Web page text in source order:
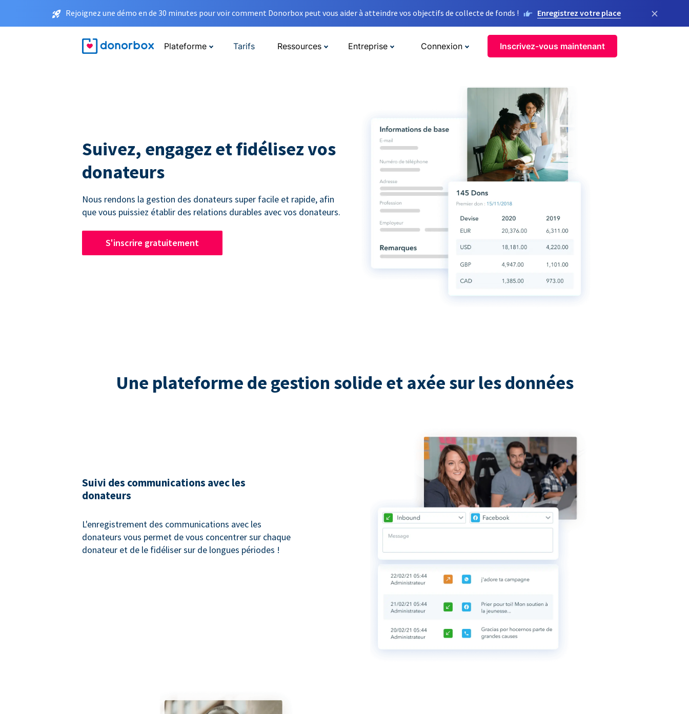
Rejoignez une démo en de 30 minutes pour voir comment Donorbox peut vous aider à atteindre vos objectifs de collecte de fonds ! Enregistrez votre place ×
Plateforme Tarifs Ressources Entreprise Connexion Inscrivez-vous maintenant
Suivez, engagez et fidélisez vos
donateurs
Nous rendons la gestion des donateurs super facile et rapide, afin
que vous puissiez établir des relations durables avec vos donateurs.
S'inscrire gratuitement
Une plateforme de gestion solide et axée sur les données
Suivi des communications avec les
donateurs
L'enregistrement des communications avec les
donateurs vous permet de vous concentrer sur chaque
donateur et de le fidéliser sur de longues périodes !